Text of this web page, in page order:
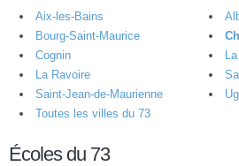
Aix-les-Bains
Bourg-Saint-Maurice
Cognin
La Ravoire
Saint-Jean-de-Maurienne
Toutes les villes du 73
Écoles du 73